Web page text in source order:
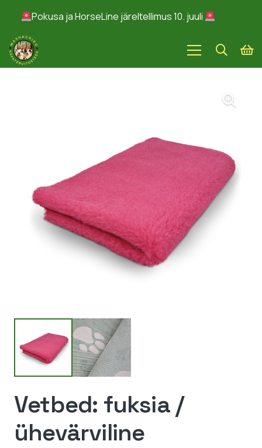
Pokusa ja HorseLine järeltellimus 10. juuli
Vetbed: fuksia /
ühevärviline